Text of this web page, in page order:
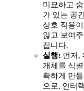
미묘하고
가 있는 공
상호 작용
않고 보여
집니다.
실행: 먼저,
개체를 식
확하게 만
으로, 인터